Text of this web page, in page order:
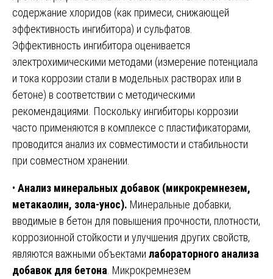
содержание хлоридов (как примеси, снижающей
эффективность ингибитора) и сульфатов.
Эффективность ингибитора оценивается
электрохимическими методами (измерение потенциала
и тока коррозии стали в модельных растворах или в
бетоне) в соответствии с методическими
рекомендациями. Поскольку ингибиторы коррозии
часто применяются в комплексе с пластификаторами,
проводится анализ их совместимости и стабильности
при совместном хранении.
• Анализ минеральных добавок (микрокремнезем,
метакаолин, зола-унос). Минеральные добавки,
вводимые в бетон для повышения прочности, плотности,
коррозионной стойкости и улучшения других свойств,
являются важными объектами лабораторного анализа
добавок для бетона . Микрокремнезем